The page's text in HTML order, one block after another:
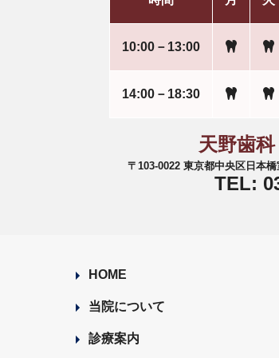
10:00－13:00
14:00－18:30
天野歯
〒103-0022 東京都中央区日本
TEL:
HOME
当院について
診療案内